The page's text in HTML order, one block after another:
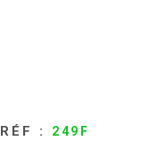
SYNDIC
RÉF : 249F